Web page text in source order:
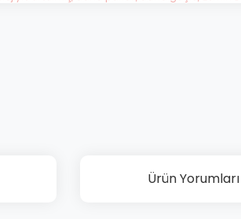
Ürün Yorumları